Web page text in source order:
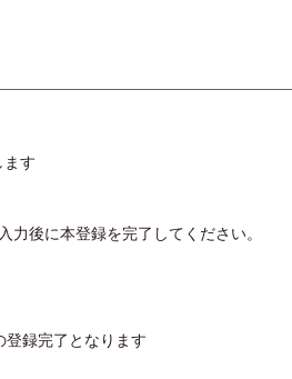
ます
後に本登録を完了してください。
登録完了となります